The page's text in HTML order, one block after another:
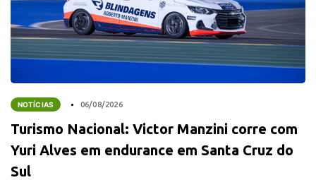
NOTÍCIAS 06/08/2026
Turismo Nacional: Victor Manzini corre com
Yuri Alves em endurance em Santa Cruz do
Sul